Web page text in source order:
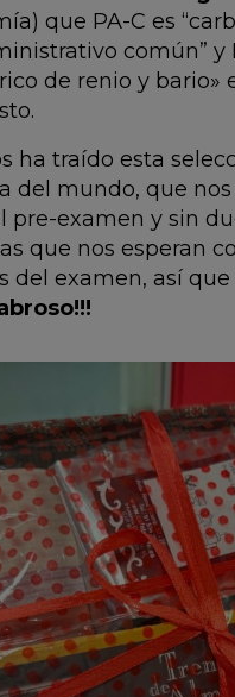
que PA-C es
común” y
de renio y
ha traído esta
del mundo, que
pre-examen y sin
que nos esperan
del examen, así que